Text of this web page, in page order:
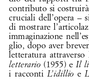
contributo  si  costruirà
cruciali  dell’opera  –
di  mostrare
immaginazione
glio,  dopo  aver
letteratura  attraverso
letterario (1955)  e Il
i  racconti L’idillio
  e